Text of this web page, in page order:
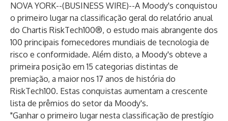
NOVA YORK--(BUSINESS WIRE)--A Moody's conquistou
o primeiro lugar na classificação geral do relatório anual
do Chartis RiskTech100®, o estudo mais abrangente dos
100 principais fornecedores mundiais de tecnologia de
risco e conformidade. Além disto, a Moody's obteve a
primeira posição em 15 categorias distintas de
premiação, a maior nos 17 anos de história do
RiskTech100. Estas conquistas aumentam a crescente
lista de prêmios do setorda Moody's.
"Ganhar o primeiro lugar nesta classificação de prestígio